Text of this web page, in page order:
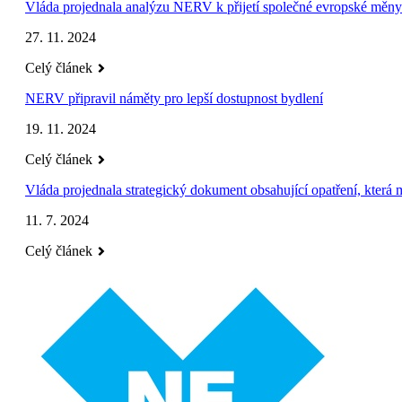
Vláda projednala analýzu NERV k přijetí společné evropské měny
27. 11. 2024
Celý článek
NERV připravil náměty pro lepší dostupnost bydlení
19. 11. 2024
Celý článek
Vláda projednala strategický dokument obsahující opatření,
11. 7. 2024
Celý článek